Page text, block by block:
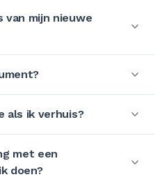
van mijn nieuwe
als ik verhuis?
met een
doen?